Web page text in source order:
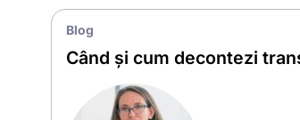
Blog
Când și cum decontezi